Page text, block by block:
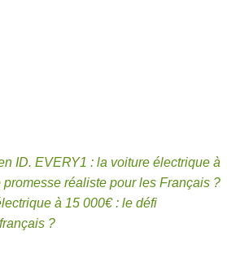
ID. EVERY1 : la voiture électrique à
promesse réaliste pour les Français ?
à 15 000€ : le défi
?